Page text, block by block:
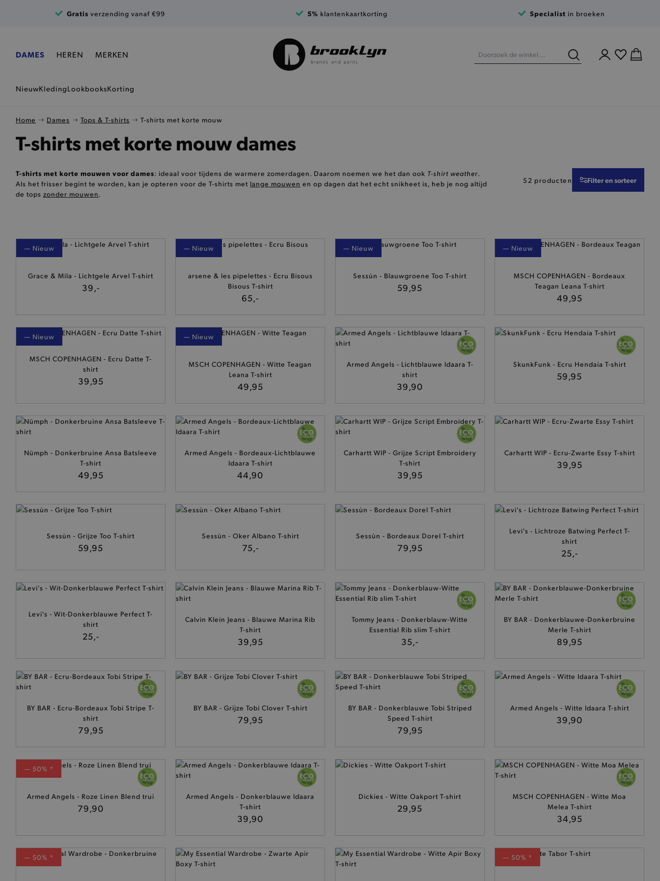
Gratis verzending vanaf €99 5% klantenkaartkorting Specialist in broeken
DAMES HEREN MERKEN
NieuwKledingLookbooksKorting
Home Dames Tops & T-shirts T-shirts met korte mouw
T-shirts met korte mouwen voor dames: ideaal voor tijdens de warmere zomerdagen. Daarom noemen we het dan ook T-shirt weather.
Als het frisser begint te worden, kan je opteren voor de T-shirts met lange mouwen en op dagen dat het echt snikheet is, heb je nog altijd
de tops zonder mouwen.
52 producten Filter en sorteer
— Nieuw
Grace & Mila - Lichtgele Arvel T-shirt
39,-
— Nieuw
arsene & les pipelettes - Ecru Bisous
Bisous T-shirt
65,-
— Nieuw
Sessùn - Blauwgroene Too T-shirt
59,95
— Nieuw
MSCH COPENHAGEN - Bordeaux
Teagan Leana T-shirt
49,95
— Nieuw
MSCH COPENHAGEN - Ecru Datte T-
shirt
39,95
— Nieuw
MSCH COPENHAGEN - Witte Teagan
Leana T-shirt
49,95
Armed Angels - Lichtblauwe Idaara T-
shirt
39,90
SkunkFunk - Ecru Hendaia T-shirt
59,95
Nümph - Donkerbruine Ansa Batsleeve
T-shirt
49,95
Armed Angels - Bordeaux-Lichtblauwe
Idaara T-shirt
44,90
Carhartt WIP - Grijze Script Embroidery
T-shirt
39,95
Carhartt WIP - Ecru-Zwarte Essy T-shirt
39,95
Sessùn - Grijze Too T-shirt
59,95
Sessùn - Oker Albano T-shirt
75,-
Sessùn - Bordeaux Dorel T-shirt
79,95
Levi's - Lichtroze Batwing Perfect T-
shirt
25,-
Levi's - Wit-Donkerblauwe Perfect T-
shirt
25,-
Calvin Klein Jeans - Blauwe Marina Rib
T-shirt
39,95
Tommy Jeans - Donkerblauw-Witte
Essential Rib slim T-shirt
35,-
BY BAR - Donkerblauwe-Donkerbruine
Merle T-shirt
89,95
BY BAR - Ecru-Bordeaux Tobi Stripe T-
shirt
79,95
BY BAR - Grijze Tobi Clover T-shirt
79,95
BY BAR - Donkerblauwe Tobi Striped
Speed T-shirt
79,95
Armed Angels - Witte Idaara T-shirt
39,90
— 50% *
Armed Angels - Roze Linen Blend trui
79,90
Armed Angels - Donkerblauwe Idaara
T-shirt
39,90
Dickies - Witte Oakport T-shirt
29,95
MSCH COPENHAGEN - Witte Moa
Melea T-shirt
34,95
— 50% * — 50% *
T-shirts met korte mouw dames